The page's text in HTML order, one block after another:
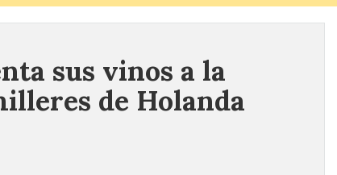
sus vinos a la
de Holanda